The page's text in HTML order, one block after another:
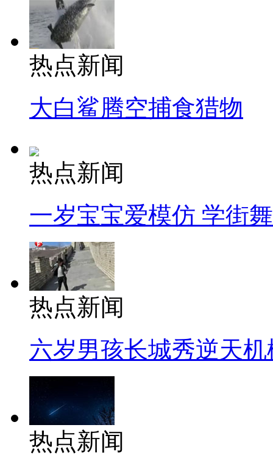
热点新闻
大白鲨腾空捕食猎物
热点新闻
一岁宝宝爱模仿 学街
热点新闻
六岁男孩长城秀逆天机
热点新闻